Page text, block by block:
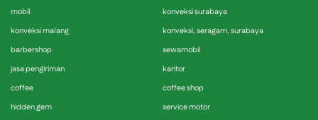
mobil
konveksi surabaya
konveksi malang
konveksi, seragam, surabaya
barbershop
sewamobil
jasa pengiriman
kantor
coffee
coffee shop
hidden gem
service motor